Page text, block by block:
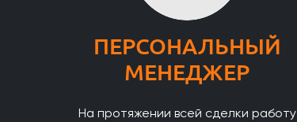
ПЕРСОНАЛЬНЫЙ
МЕНЕДЖЕР
На протяжении всей сделки работу